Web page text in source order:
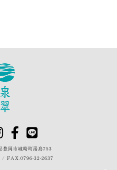
豊岡市城崎町湯島753
/ FAX.0796-32-2637